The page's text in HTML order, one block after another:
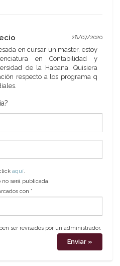
28/07/2020
en cursar un master, estoy
en Contabilidad y
de la Habana. Quisiera
respecto a los programa q
aquí.
será publicada.
con *
ser revisados por un administrador.